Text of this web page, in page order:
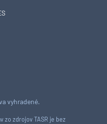
vyhradené.
zo zdrojov TASR je bez